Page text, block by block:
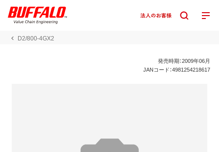
D2/800-4GX2
発売時期：2009年06月
JANコード：4981254218617